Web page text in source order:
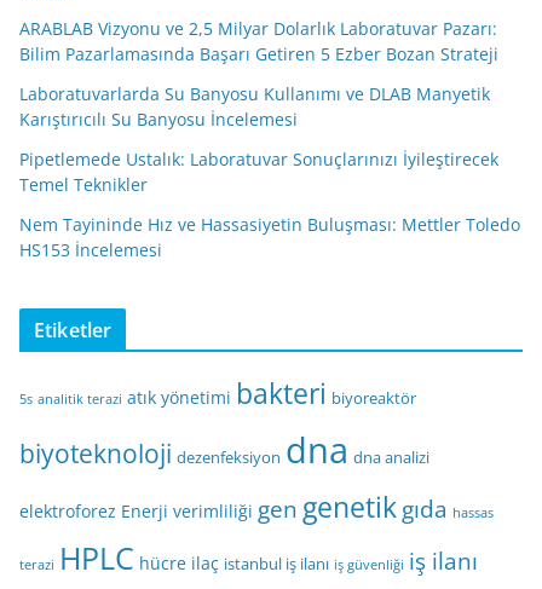
ARABLAB Vizyonu ve 2,5 Milyar Dolarlık Laboratuvar Pazarı:
Bilim Pazarlamasında Başarı Getiren 5 Ezber Bozan Strateji
Laboratuvarlarda Su Banyosu Kullanımı ve DLAB Manyetik
Karıştırıcılı Su Banyosu İncelemesi
Pipetlemede Ustalık: Laboratuvar Sonuçlarınızı İyileştirecek
Temel Teknikler
Nem Tayininde Hız ve Hassasiyetin Buluşması: Mettler Toledo
HS153 İncelemesi
Etiketler
5s analitik terazi atık yönetimi bakteri biyoreaktör
biyoteknoloji dezenfeksiyon dna dna analizi
elektroforez Enerji verimliliği gen genetikgıda hassas
terazi HPLC hücre ilaç istanbul iş ilanı iş güvenliği iş ilanı